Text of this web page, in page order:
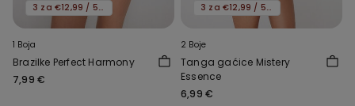
3 za €12,99 / 5 za €19,99
1 Boja
Brazilke Perfect Harmony
7,99 €
3 za €12,99 / 5 za €19,99
2 Boje
Tanga gaćice Mistery
Essence
6,99 €